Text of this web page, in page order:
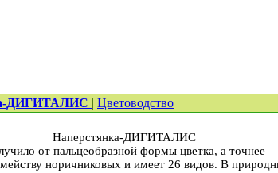
ДИГИТАЛИС | Цветоводство |
Наперстянка-ДИГИТАЛИС
от пальцеобразной формы цветка, а точнее
норичниковых и имеет 26 видов. В